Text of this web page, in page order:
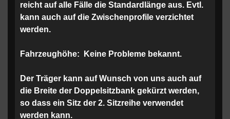
reicht auf alle Fälle die Standardlänge aus. Evtl.
kann auch auf die Zwischenprofile verzichtet
werden.
Fahrzeughöhe: Keine Probleme bekannt.
Der Träger kann auf Wunsch von uns auch auf
die Breite der Doppelsitzbank gekürzt werden,
so dass ein Sitz der 2. Sitzreihe verwendet
werden kann.